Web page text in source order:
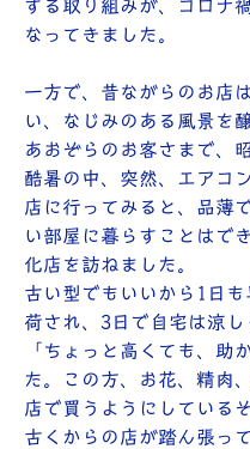
する取り組みが、コロナ
なってきました。
一方で、昔ながらのお店
い、なじみのある風景を
あおぞらのお客さまで、
酷暑の中、突然、エアコ
店に行ってみると、品薄
い部屋に暮らすことはで
化店を訪ねました。
古い型でもいいから1日
荷され、3日で自宅は涼し
「ちょっと高くても、助
た。この方、お花、精肉
店で買うようにしている
古くからの店が踏ん張っ